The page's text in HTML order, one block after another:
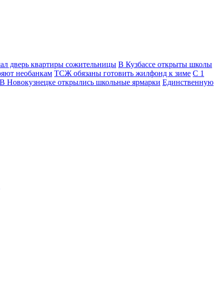
дверь квартиры сожительницы В Кузбассе открыты школы
необанкам ТСЖ обязаны готовить жилфонд к зиме С 1
В Новокузнецке открылись школьные ярмарки Единственную